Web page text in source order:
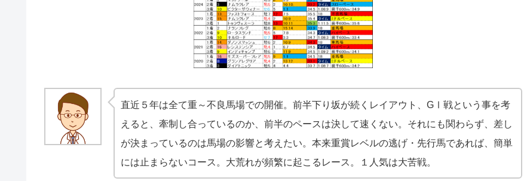
直近５年は全て重～不良馬場での開催。前半下り坂が続くレイアウト、GⅠ戦という事を考
えると、牽制し合っているのか、前半のペースは決して速くない。それにも関わらず、差し
が決まっているのは馬場の影響と考えたい。本来重賞レベルの逃げ・先行馬であれば、簡単
には止まらないコース。大荒れが頻繁に起こる レース。１人気は大苦戦。